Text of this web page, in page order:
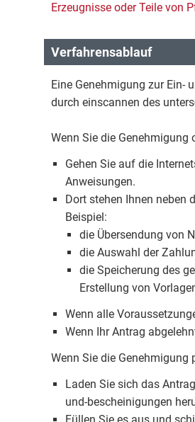
Erzeugnisse oder Teile von
Verfahrensablauf
Eine Genehmigung zur Ein-
durch einscannen des
Wenn Sie die Genehmigung
Gehen Sie auf die
Anweisungen.
Dort stehen Ihnen neben
Beispiel:
die Übersendung von
die Auswahl der
die Speicherung des
Erstellung von
Wenn alle
Wenn Ihr Antrag
Wenn Sie die Genehmigung
Laden Sie sich das
und-bescheinigungen